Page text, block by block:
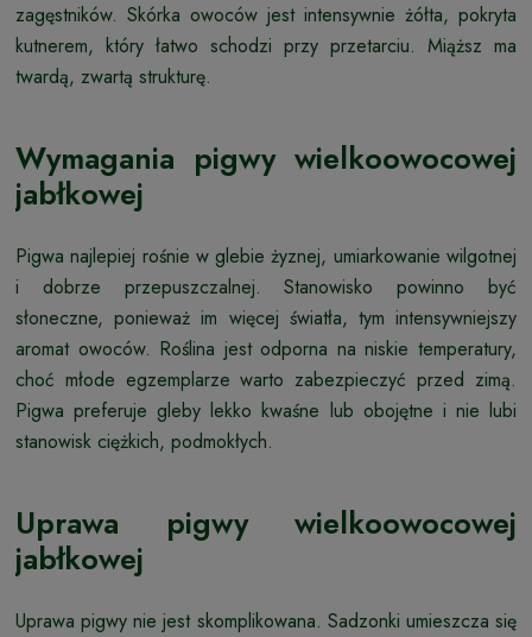
zagęstników. Skórka owoców jest intensywnie żółta, pokryta
kutnerem, który łatwo schodzi przy przetarciu. Miąższ ma
twardą, zwartą strukturę.
Wymagania pigwy wielkoowocowej
jabłkowej
Pigwa najlepiej rośnie w glebie żyznej, umiarkowanie wilgotnej
i dobrze przepuszczalnej. Stanowisko powinno być
słoneczne, ponieważ im więcej światła, tym intensywniejszy
aromat owoców. Roślina jest odporna na niskie temperatury,
choć młode egzemplarze warto zabezpieczyć przed zimą.
Pigwa preferuje gleby lekko kwaśne lub obojętne i nie lubi
stanowisk ciężkich, podmokłych.
Uprawa pigwy wielkoowocowej
jabłkowej
Uprawa pigwy nie jest skomplikowana. Sadzonki umieszcza się